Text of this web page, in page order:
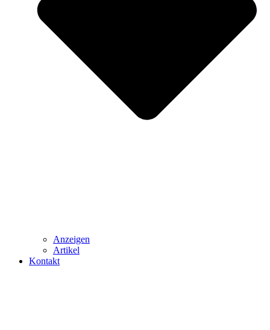
Anzeigen
Artikel
Kontakt